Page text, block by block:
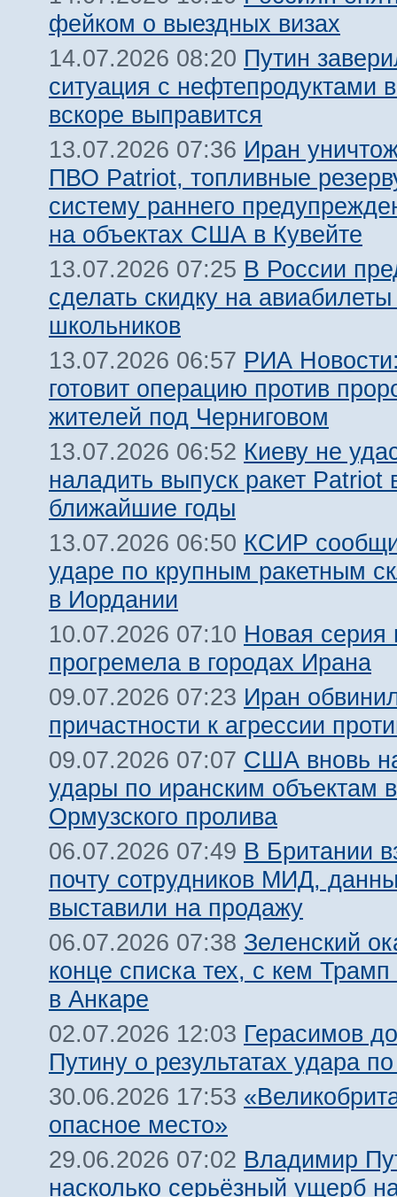
фейком о выездных визах
14.07.2026 08:20 Путин
ситуация с нефтепродуктами
вскоре выправится
13.07.2026 07:36 Иран
ПВО Patriot, топливные
систему раннего
на объектах США в Кувейте
13.07.2026 07:25 В России
сделать скидку на
школьников
13.07.2026 06:57 РИА
готовит операцию против
жителей под Черниговом
13.07.2026 06:52 Киеву не
наладить выпуск ракет Patriot
ближайшие годы
13.07.2026 06:50 КСИР
ударе по крупным ракетным
в Иордании
10.07.2026 07:10 Новая серия
прогремела в городах Ирана
09.07.2026 07:23 Иран
причастности к агрессии
09.07.2026 07:07 США вновь
удары по иранским объектам
Ормузского пролива
06.07.2026 07:49 В Британии
почту сотрудников МИД,
выставили на продажу
06.07.2026 07:38 Зеленский
конце списка тех, с кем Трамп
в Анкаре
02.07.2026 12:03 Герасимов
Путину о результатах удара
30.06.2026 17:53
опасное место»
29.06.2026 07:02 Владимир
насколько серьёзный ущерб